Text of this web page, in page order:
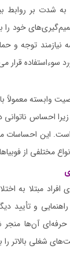
شدت بر روابط
خود را
نیازمند توجه و
قرار
وابسته
احساس ناتوانی
این احساسات
مختلفی از
افراد مبتلا به
راهنمایی و تأیید
آن‌ها منجر
شغلی بالاتر